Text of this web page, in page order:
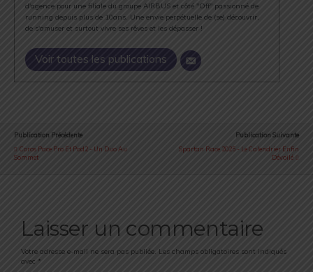
d'agence pour une filiale du groupe AIRBUS et côté "Off" passionné de
running depuis plus de 10ans. Une envie perpétuelle de (se) découvrir,
de s'amuser et surtout vivre ses rêves et les dépasser !
Voir toutes les publications
Publication Précédente
Coros Pace Pro Et Pod2 - Un Duo Au
Sommet
Publication Suivante
Spartan Race 2025 - Le Calendrier Enfin
Dévoilé
Laisser un commentaire
Votre adresse e-mail ne sera pas publiée. Les champs obligatoires sont indiqués
avec *